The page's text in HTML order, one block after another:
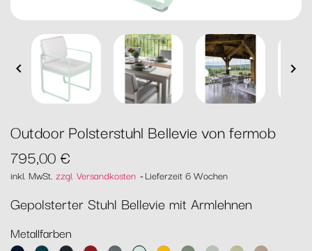
 
Outdoor Polsterstuhl Bellevie von fermob
795,00 €
inkl. MwSt. zzgl. Versandkosten Lieferzeit 6 Wochen
Gepolsterter Stuhl Bellevie mit Armlehnen
Metallfarben